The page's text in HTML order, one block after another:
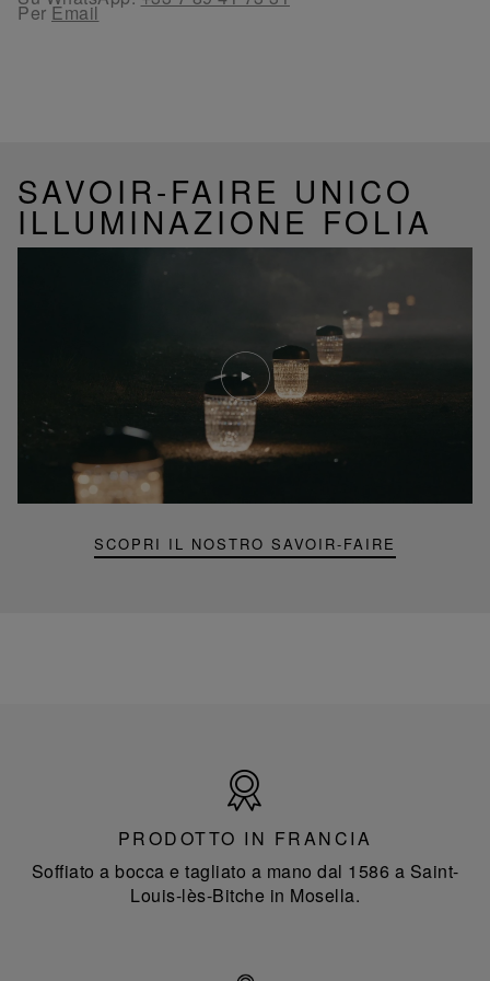
PerEmail
SAVOIR-FAIRE UNICO
ILLUMINAZIONE FOLIA
SCOPRI IL NOSTRO SAVOIR-FAIRE
Riproduci
video
Video
YouTube,
lampada
portatile
mini
Francia
PRODOTTO IN FRANCIA
Soffiato a bocca e tagliato a mano dal 1586 a Saint-
Louis-lès-Bitche in Mosella.